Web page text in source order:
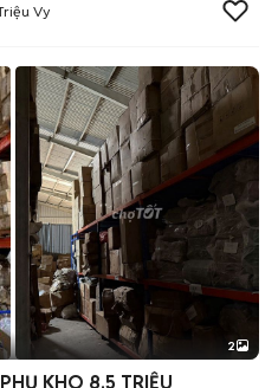
Vy
2
KHO 8.5 TRIỆU